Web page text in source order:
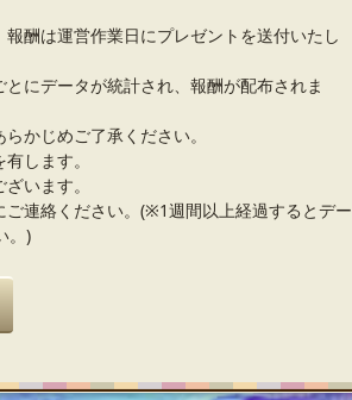
酬は運営作業日にプレゼントを送付いたし
にデータが統計され、報酬が配布されま
かじめご了承ください。
します。
います。
連絡ください。(※1週間以上経過するとデー
。)